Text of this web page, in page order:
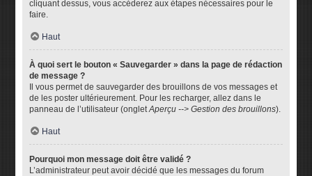
cliquant dessus, vous accéderez aux étapes nécessaires pour le
faire.
Haut
À quoi sert le bouton « Sauvegarder » dans la page de rédaction
de message ?
Il vous permet de sauvegarder des brouillons de vos messages et
de les poster ultérieurement. Pour les recharger, allez dans le
panneau de l’utilisateur (ongletAperçu --> Gestion des brouillons).
Haut
Pourquoi mon message doit être validé ?
L’administrateur peut avoir décidé que les messages du forum